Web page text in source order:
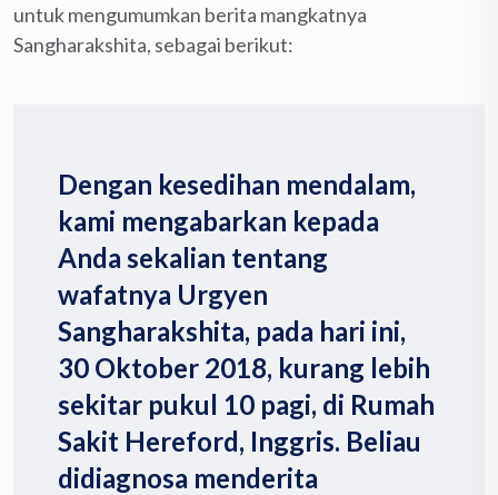
untuk mengumumkan berita mangkatnya
Sangharakshita, sebagai berikut:
Dengan kesedihan mendalam,
kami mengabarkan kepada
Anda sekalian tentang
wafatnya Urgyen
Sangharakshita, pada hari ini,
30 Oktober 2018, kurang lebih
sekitar pukul 10 pagi, di Rumah
Sakit Hereford, Inggris. Beliau
didiagnosa menderita